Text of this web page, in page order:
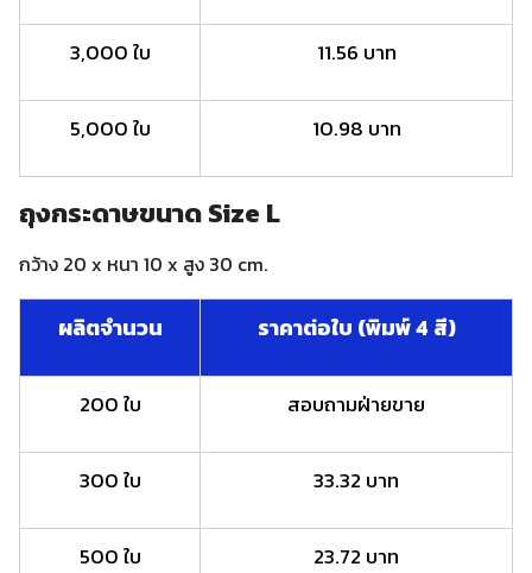
3,000 ใบ 11.56 บาท
5,000 ใบ 10.98 บาท
ถุงกระดาษขนาด Size L
กว้าง 20 x หนา 10 x สูง 30 cm.
ผลิตจำนวน ราคาต่อใบ (พิมพ์ 4 สี)
200 ใบ สอบถามฝ่ายขาย
300 ใบ 33.32 บาท
500 ใบ 23.72 บาท